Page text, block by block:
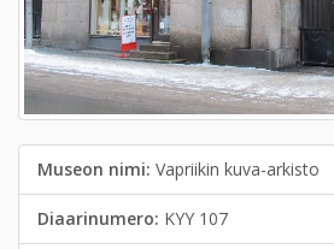
Museon nimi: Vapriikin kuva-arkisto
Diaarinumero: KYY 107